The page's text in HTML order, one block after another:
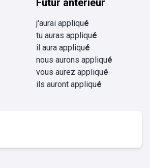
Futur antérieur
j'aurai appliqué
tu auras appliqué
il aura appliqué
nous aurons appliqué
vous aurez appliqué
ils auront appliqué